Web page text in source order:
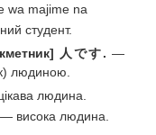
wa majime na
студент.
人です. —
людиною.
людина.
висока людина.